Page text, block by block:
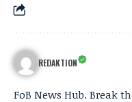
REDAKTION
FoB News Hub. Break